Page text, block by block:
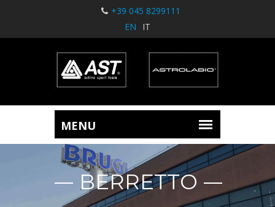
+39 045 8299111
EN
IT
BERRETTO